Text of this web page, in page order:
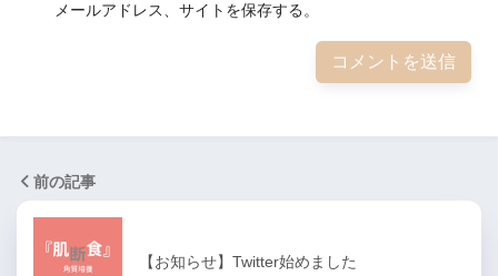
メールアドレス、サイトを保存する。
前の記事
【お知らせ】Twitter始めました